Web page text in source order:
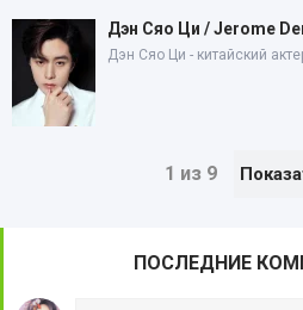
Дэн Сяо Ци / Jerome
Дэн Сяо Ци - китайский
1 из 9
ПОСЛЕДНИЕ